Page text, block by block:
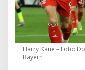
Harry Kane – Foto:
Bayern